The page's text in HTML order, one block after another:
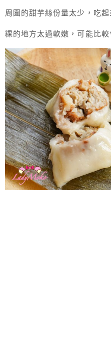
周圍的甜芋絲份量太少，吃起
粿的地方太過軟嫩，可能比